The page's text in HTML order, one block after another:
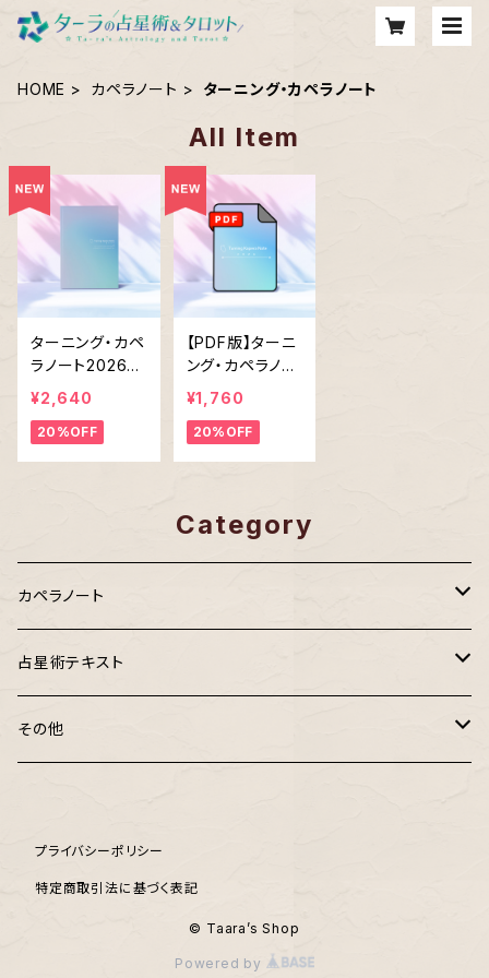
HOME カペラノート ターニング・カペラノート
All Item
ターニング・カペ
ラノート2026年
版
¥2,640
20%OFF
【PDF版】ターニ
ング・カペラノー
ト2026年
¥1,760
20%OFF
Category
カペラノート
ターニング・カペラノート
ポケットカペラ
【PDF版】2025年 おひつじ座
占星術テキスト
ターラの占星術Ⅰ 基礎編
ターラの占星術III 未来予測編
ターラの占星術「I II III」テキスト3冊セット
その他
その他
プライバシーポリシー
特定商取引法に基づく表記
© Taara’s Shop
Powered by